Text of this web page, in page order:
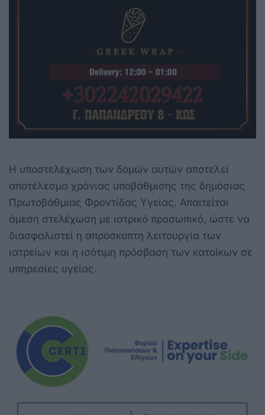
Η υποστελέχωση των δομών αυτών αποτελεί
αποτέλεσμα χρόνιας υποβάθμισης της δημόσιας
Πρωτοβάθμιας Φροντίδας Υγείας. Απαιτείται
άμεση στελέχωση με ιατρικό προσωπικό, ώστε να
διασφαλιστεί η απρόσκοπτη λειτουργία των
ιατρείων και η ισότιμη πρόσβαση των κατοίκων σε
υπηρεσίες υγείας.